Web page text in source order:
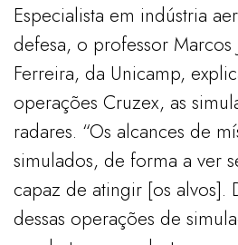
Especialista em indústria
defesa, o professor Marcos
Ferreira, da Unicamp,
operações Cruzex, as
radares. “Os alcances de
simulados, de forma a ver
capaz de atingir [os alvos].
dessas operações de